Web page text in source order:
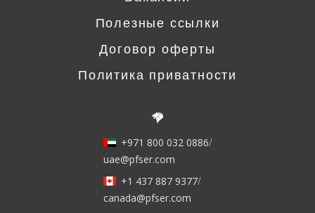
Полезные ссылки
Договор оферты
Политика приватности
+971 800 032 0886/
uae@pfser.com
+1 437 887 9377/
canada@pfser.com